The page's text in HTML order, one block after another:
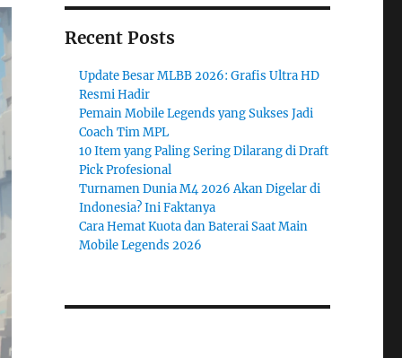
Recent Posts
Update Besar MLBB 2026: Grafis Ultra HD
Resmi Hadir
Pemain Mobile Legends yang Sukses Jadi
Coach Tim MPL
10 Item yang Paling Sering Dilarang di Draft
Pick Profesional
Turnamen Dunia M4 2026 Akan Digelar di
Indonesia? Ini Faktanya
Cara Hemat Kuota dan Baterai Saat Main
Mobile Legends 2026